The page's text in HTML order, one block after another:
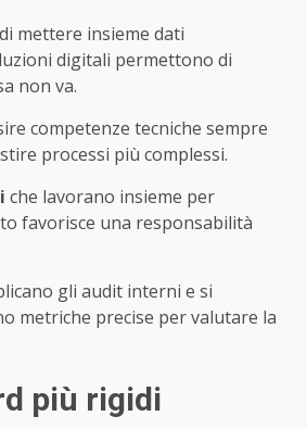
mettere insieme dati
digitali permettono di
non va.
competenze tecniche sempre
processi più complessi.
che lavorano insieme per
favorisce una responsabilità
gli audit interni e si
metriche precise per valutare la
più rigidi